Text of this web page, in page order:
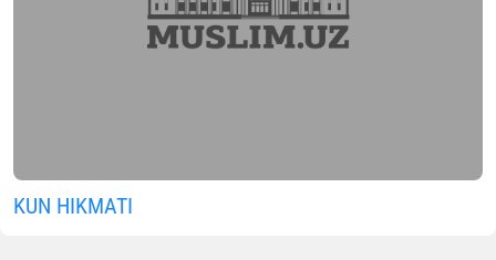
KUN HIKMATI